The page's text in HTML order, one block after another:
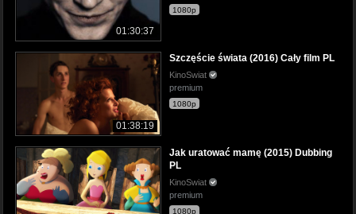
01:30:37
1080p
01:38:19
Szczęście świata (2016) Cały film PL
KinoSwiat
premium
1080p
Jak uratować mamę (2015) Dubbing
PL
KinoSwiat
premium
1080p